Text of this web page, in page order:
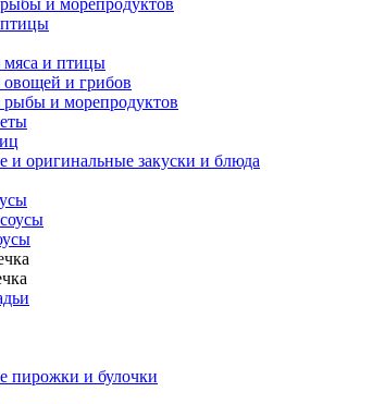
мяса и птицы
овощей и грибов
рыбы и морепродуктов
и оригинальные закуски и блюда
пирожки и булочки